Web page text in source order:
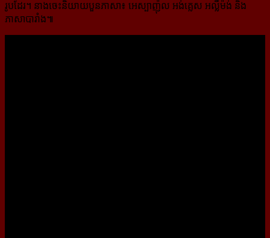
រូបដែរ។ នាង​ចេះ​និយាយបួនភាសា៖ អេស្បាញ៉ុល អង់គ្លេស អល្លឺម៉ង់ និង
ភាសាបារាំង៕